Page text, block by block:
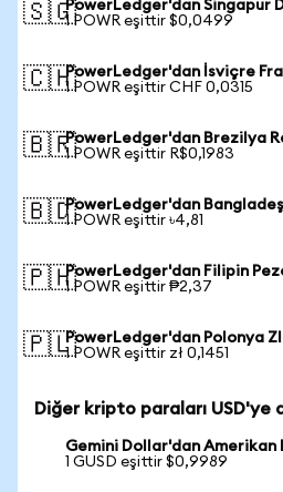
🇸🇬PowerLedger'dan Singapur
1 POWR eşittir $0,0499
🇨🇭PowerLedger'dan İsviçre
1 POWR eşittir CHF 0,0315
🇧🇷PowerLedger'dan Brezilya
1 POWR eşittir R$0,1983
🇧🇩PowerLedger'dan Bangladeş
1 POWR eşittir ৳4,81
🇵🇭PowerLedger'dan Filipin
1 POWR eşittir ₱2,37
🇵🇱PowerLedger'dan Polonya
1 POWR eşittir zł 0,1451
Diğer kripto paraları USD'ye
Gemini Dollar'dan Amerikan
1 GUSD eşittir $0,9989